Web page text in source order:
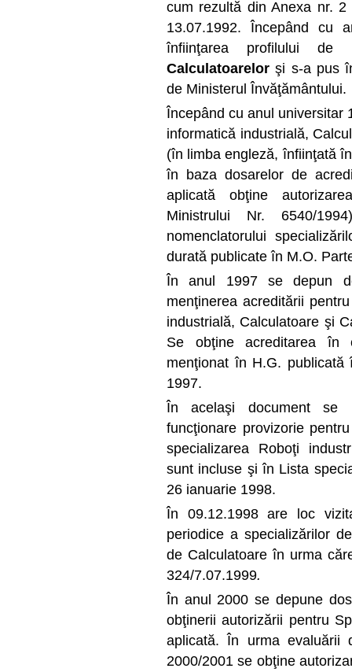
cum rezultă din Anexa nr.
13.07.1992. Începând cu
înfiinţarea profilului de
Calculatoarelor şi s-a pus
de Ministerul Învăţământului.
Începând cu anul universitar
informatică industrială,
(în limba engleză, înfiinţată
în baza dosarelor de
aplicată obţine
Ministrului Nr. 6540/
nomenclatorului
durată publicate în M.O.
În anul 1997 se depun
menţinerea acreditării
industrială, Calculatoare şi
Se obţine acreditarea în
menţionat în H.G.
1997.
În acelaşi document se
funcţionare provizorie
specializarea Roboţi
sunt incluse şi în Lista
26 ianuarie 1998.
În 09.12.1998 are loc
periodice a specializărilor
de Calculatoare în urma
324/7.07.1999.
În anul 2000 se depune
obţinerii autorizării pentru
aplicată. În urma evaluării
2000/2001 se obţine